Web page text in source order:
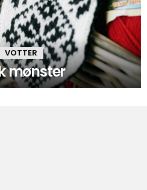
VOTTER
mønster